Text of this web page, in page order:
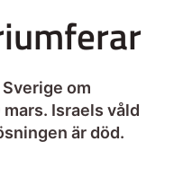
om
Israels våld
är död.